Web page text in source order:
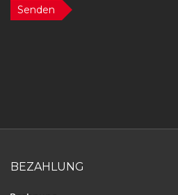
Senden
BEZAHLUNG